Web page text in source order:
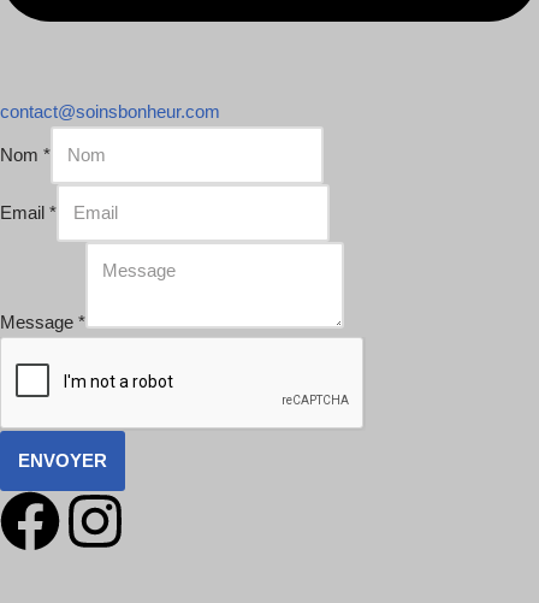
contact@soinsbonheur.com
Nom *
Email *
Message *
ENVOYER